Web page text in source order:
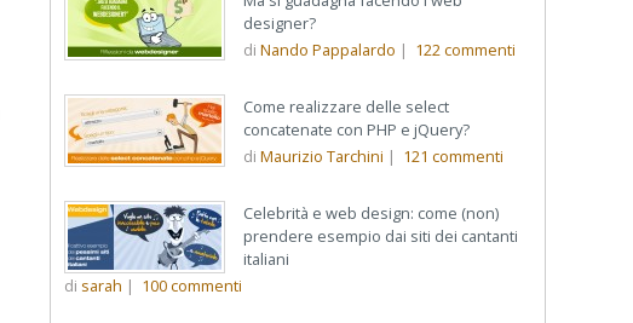
designer?
di Nando Pappalardo | 122commenti
Come realizzare delle select
concatenate con PHP e jQuery?
di Maurizio Tarchini | 121 commenti
Celebrità e web design: come (non)
prendere esempio dai siti dei cantanti
italiani
di sarah | 100commenti